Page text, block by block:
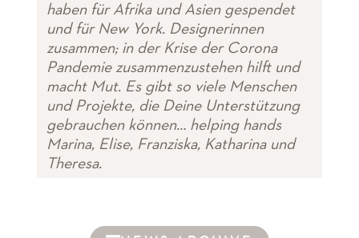
haben für Afrika und Asien gespendet
und für New York. Designerinnen
zusammen; in der Krise der Corona
Pandemie zusammenzustehen hilft und
macht Mut. Es gibt so viele Menschen
und Projekte, die Deine Unterstützung
gebrauchen können… helping hands
Marina, Elise, Franziska, Katharina und
Theresa.